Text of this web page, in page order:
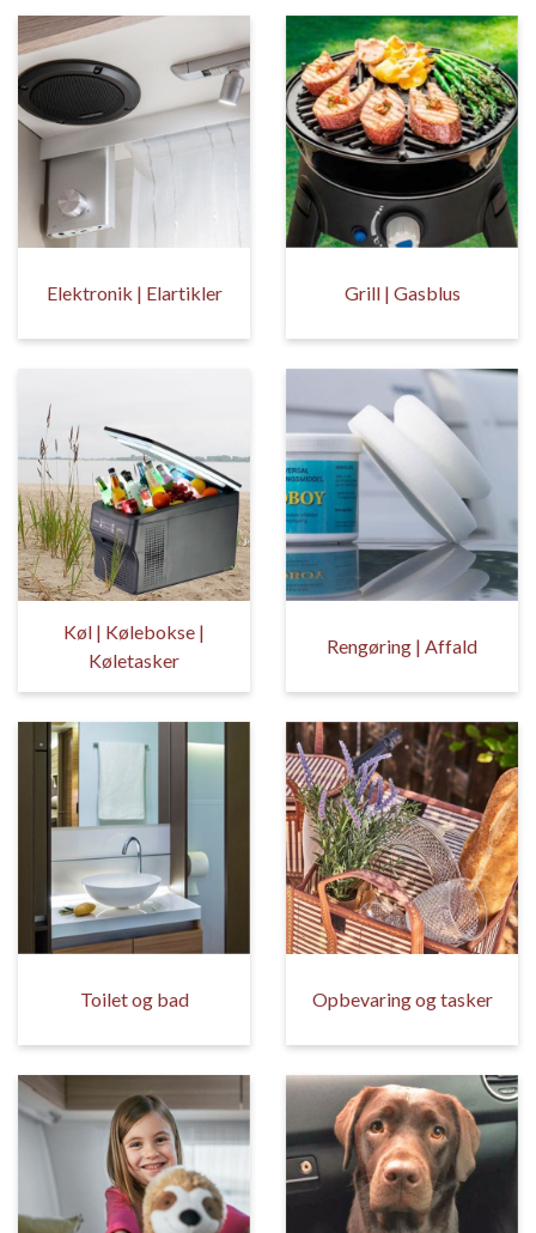
Elektronik | Elartikler Grill | Gasblus
Køl | Kølebokse |
Køletasker
Rengøring | Affald
Toilet og bad Opbevaring og tasker